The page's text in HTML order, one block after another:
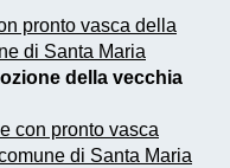
pronto vasca della
di Santa Maria
della vecchia
con pronto vasca
di Santa Maria